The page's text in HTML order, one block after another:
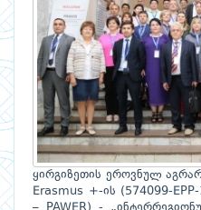
ყირგიზეთის ეროვნულ
Erasmus +-ის (574099-EPP-